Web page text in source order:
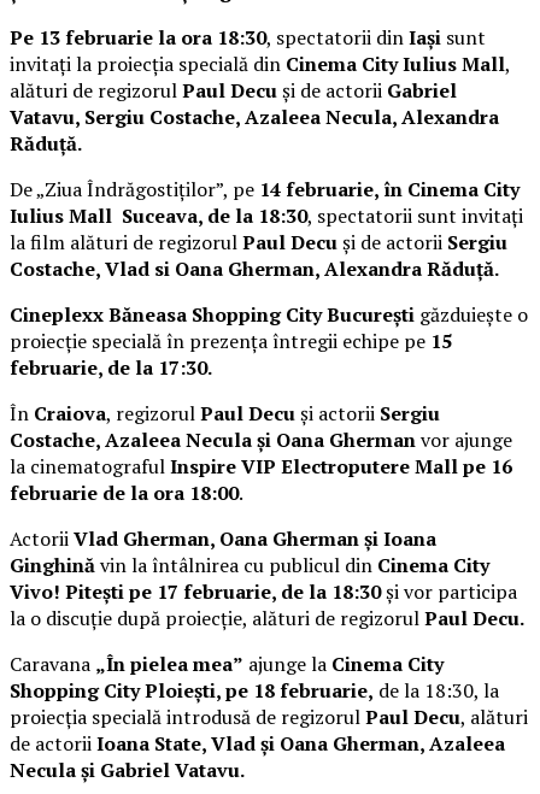
Pe 13 februarie la ora 18:30, spectatorii dinIași sunt
invitați la proiecția specială din Cinema City Iulius Mall,
alături de regizorulPaul Decuși de actorii Gabriel
Vatavu, Sergiu Costache, Azaleea Necula, Alexandra
Răduță.
De „Ziua Îndrăgostiților”, pe 14 februarie, în Cinema City
Iulius Mall Suceava, de la 18:30, spectatorii sunt invitați
la film alături de regizorulPaul Decuși de actorii Sergiu
Costache, Vlad si Oana Gherman, Alexandra Răduță.
Cineplexx Băneasa Shopping City București găzduiește o
proiecție specială în prezența întregii echipe pe 15
februarie, de la 17:30.
În Craiova, regizorulPaul Decuși actorii Sergiu
Costache, Azaleea Necula și Oana Ghermanvor ajunge
la cinematografulInspire VIP Electroputere Mall pe 16
februarie de la ora 18:00.
ActoriiVlad Gherman, Oana Gherman și Ioana
Ginghinăvin la întâlnirea cu publicul din Cinema City
Vivo! Pitești pe 17 februarie, de la 18:30și vor participa
la o discuție după proiecție, alături de regizorulPaul Decu.
Caravana „În pielea mea” ajunge la Cinema City
Shopping City Ploiești, pe 18 februarie, de la 18:30, la
proiecția specială introdusă de regizorulPaul Decu, alături
de actoriiIoana State, Vlad și Oana Gherman, Azaleea
Necula și Gabriel Vatavu.